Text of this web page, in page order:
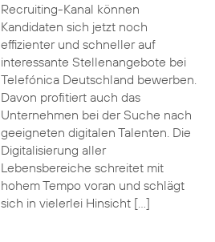
Recruiting-Kanal können
Kandidaten sich jetzt noch
effizienter und schneller auf
interessante Stellenangebote bei
Telefónica Deutschland bewerben.
Davon profitiert auch das
Unternehmen bei der Suche nach
geeigneten digitalen Talenten. Die
Digitalisierung aller
Lebensbereiche schreitet mit
hohem Tempo voran und schlägt
sich in vielerlei Hinsicht […]